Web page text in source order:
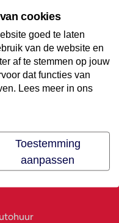
cookies
goed te laten
van de website en
af te stemmen op jouw
dat functies van
Lees meer in ons
Toestemming
aanpassen